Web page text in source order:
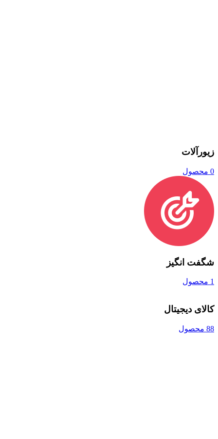
زیورآلات
0 محصول
شگفت انگیز
1 محصول
کالای دیجیتال
88 محصول